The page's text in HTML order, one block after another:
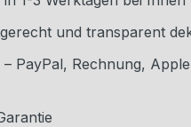
und transparent
PayPal, Rechnung,